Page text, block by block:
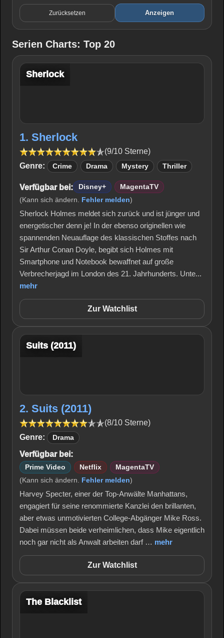
Zurücksetzen Anzeigen
Serien Charts: Top 20
Sherlock
1. Sherlock
(9/10 Sterne)
Genre:
Crime Drama Mystery Thriller
Verfügbar bei: Disney+
MagentaTV
(Kann sich ändern. Fehler melden)
Sherlock Holmes meldet sich zurück und ist jünger und
energetischer denn je! In der ebenso originellen wie
spannenden Neuauflage des klassischen Stoffes nach
Sir Arthur Conan Doyle, begibt sich Holmes mit
Smartphone und Notebook bewaffnet auf große
Verbrecherjagd im London des 21. Jahrhunderts. Unte...
mehr
Zur Watchlist
Suits (2011)
2. Suits (2011)
(8/10 Sterne)
Genre:
Drama
Verfügbar bei:
Prime Video Netflix
MagentaTV
(Kann sich ändern. Fehler melden)
Harvey Specter, einer der Top-Anwälte Manhattans,
engagiert für seine renommierte Kanzlei den brillanten,
aber etwas unmotivierten College-Abgänger Mike Ross.
Dabei müssen beide verheimlichen, dass Mike eigentlich
noch gar nicht als Anwalt arbeiten darf … mehr
Zur Watchlist
The Blacklist